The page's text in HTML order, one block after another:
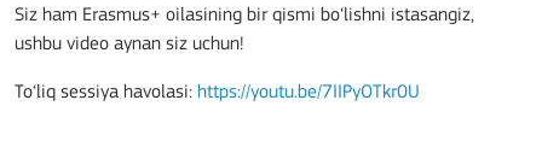
Siz ham Erasmus+ oilasining bir qismi bo‘lishni istasangiz,
ushbu video aynan siz uchun!
To‘liq sessiya havolasi: https://youtu.be/7IIPyOTkr0U